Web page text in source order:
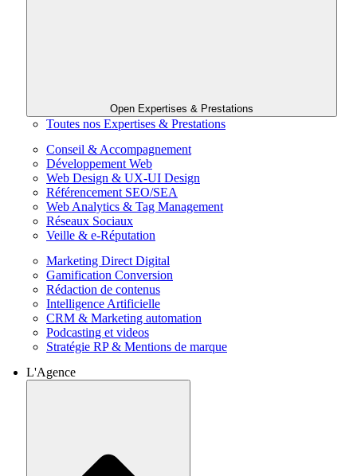
Open Expertises & Prestations
Toutes nos Expertises & Prestations
Conseil & Accompagnement
Développement Web
Web Design & UX-UI Design
Référencement SEO/SEA
Web Analytics & Tag Management
Réseaux Sociaux
Veille & e-Réputation
Marketing Direct Digital
Gamification Conversion
Rédaction de contenus
Intelligence Artificielle
CRM & Marketing automation
Podcasting et videos
Stratégie RP & Mentions de marque
L'Agence